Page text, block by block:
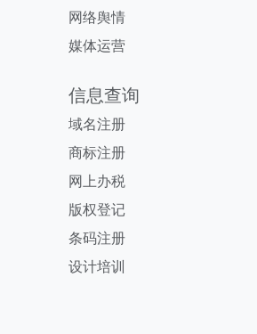
网络舆情
媒体运营
信息查询
域名注册
商标注册
网上办税
版权登记
条码注册
设计培训